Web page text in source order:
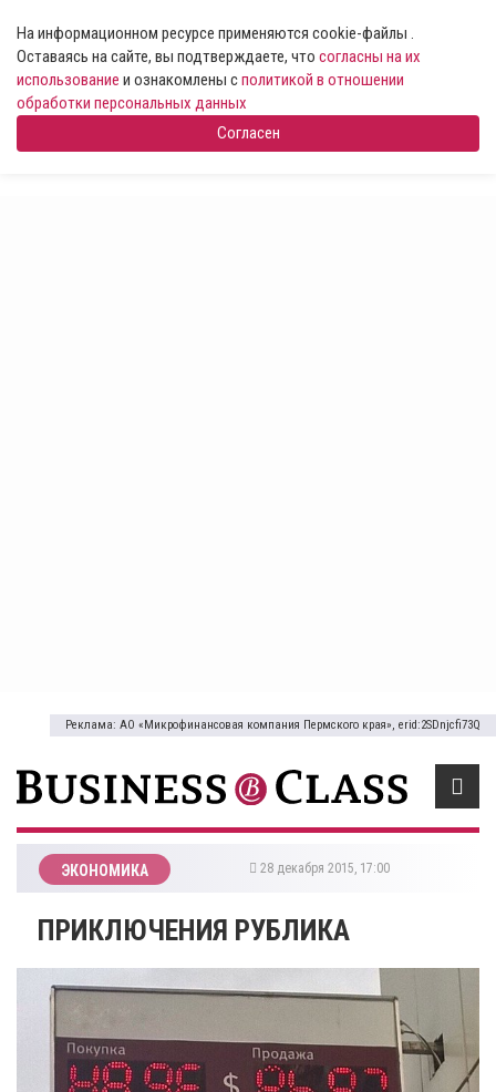
На информационном ресурсе применяются cookie-файлы .
Оставаясь на сайте, вы подтверждаете, что согласны на их
использование и ознакомлены сполитикой в отношении
обработки персональных данных
Согласен
Реклама: АО «Микрофинансовая компания Пермского края», erid:2SDnjcfi73Q
ЭКОНОМИКА 28 декабря 2015, 17:00
ПРИКЛЮЧЕНИЯ РУБЛИКА